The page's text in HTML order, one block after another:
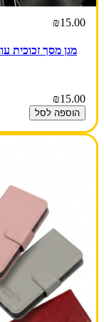
₪15.00
₪15.00
הוספה לסל